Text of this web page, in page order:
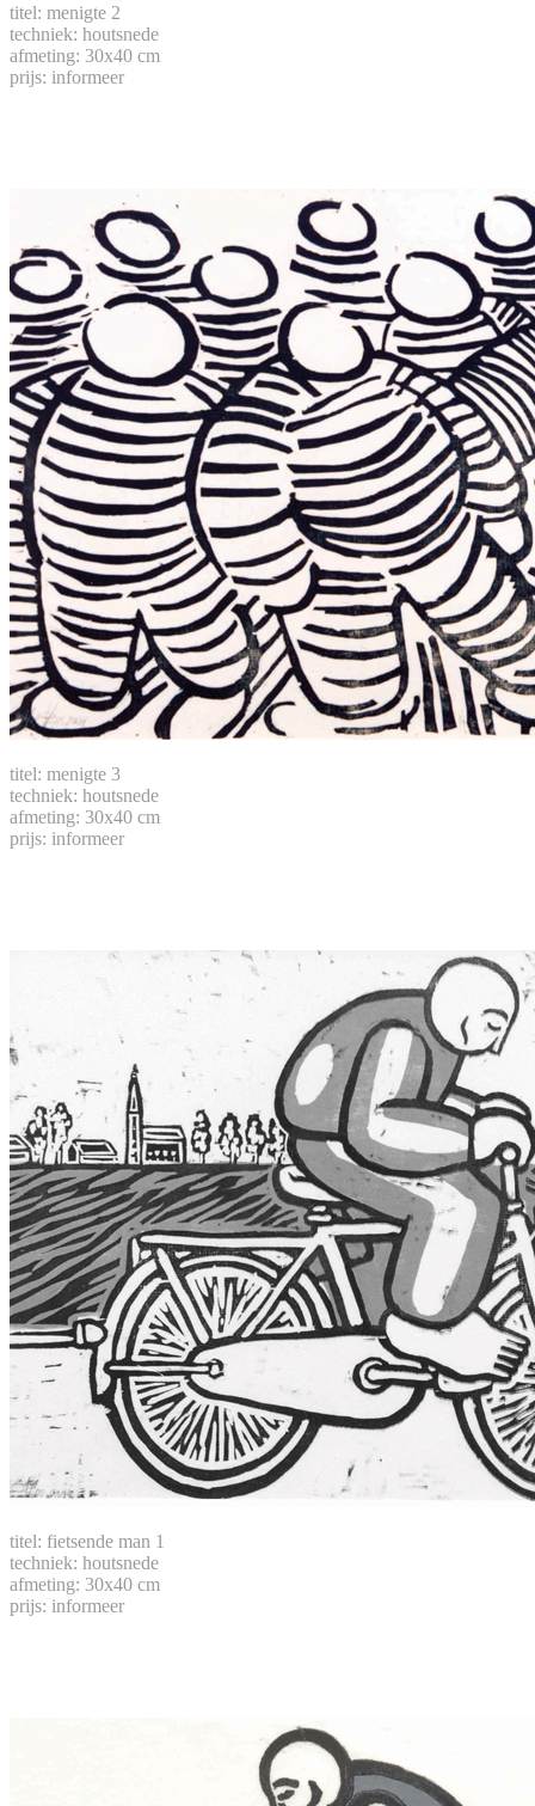
titel: menigte 2
techniek: houtsnede
afmeting: 30x40 cm
prijs: informeer
titel: menigte 3
techniek: houtsnede
afmeting: 30x40 cm
prijs: informeer
titel: fietsende man 1
techniek: houtsnede
afmeting: 30x40 cm
prijs: informeer